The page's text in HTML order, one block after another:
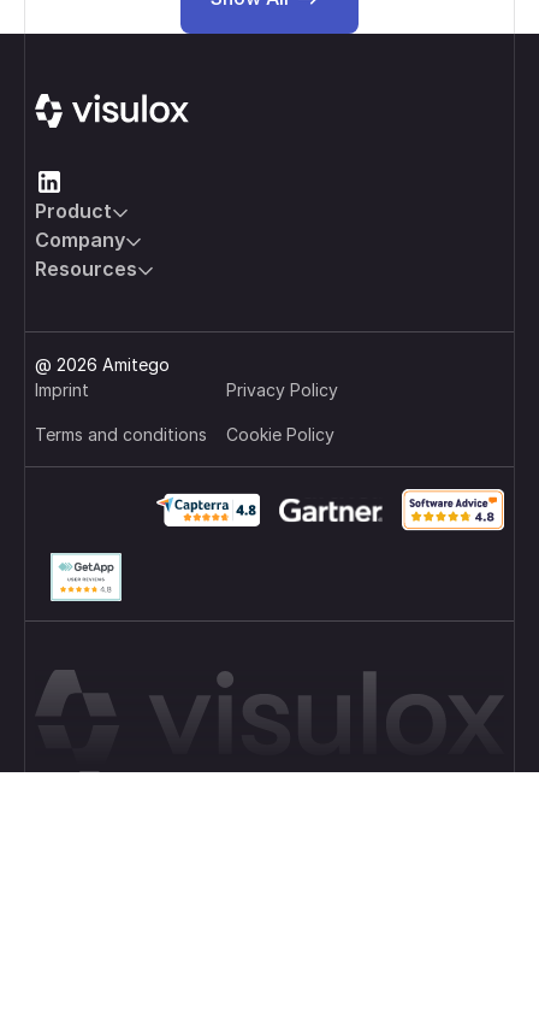
Product
Company
Resources
@ 2026 Amitego
Imprint
Privacy Policy
Terms and conditions Cookie Policy